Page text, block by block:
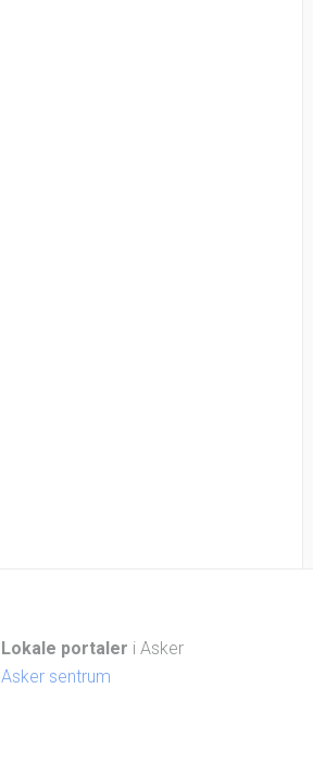
Lokale portaler i Asker
Asker sentrum